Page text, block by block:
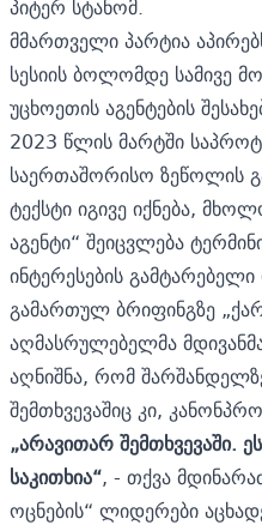
პიტერ სტანომ.
მმართველი პარტია
სესიის ბოლომდე სამივე
უცხოეთის აგენტების
2023 წლის მარტში
საერთაშორისო ზეწოლის
ტექსტი იგივე იქნება,
აგენტი“ შეიცვლება
ინტერესების
გამართულ ბრიფინგზე
აღმასრულებელმა
აღნიშნა, რომ
შემთხვევაშიც კი,
„არავითარ შემთხვევაში.
საკითხია“, - თქვა
ოცნების“ ლიდერები